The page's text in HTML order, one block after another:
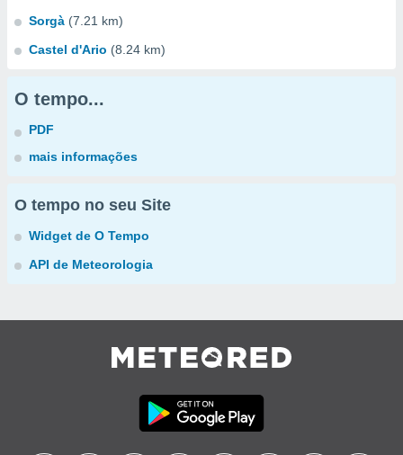
Sorgà (7.21 km)
Castel d'Ario (8.24 km)
O tempo...
PDF
mais informações
O tempo no seu Site
Widget de O Tempo
API de Meteorologia